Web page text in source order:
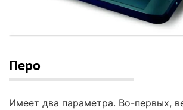
Перо
Имеет два параметра. Во-первых,